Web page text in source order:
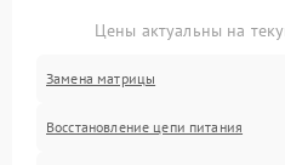
Цены актуальны на
Замена матрицы
Восстановление цепи питания